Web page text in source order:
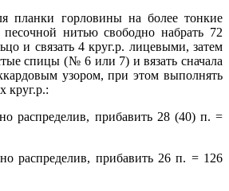
планки горловины на более тонкие
нитью свободно набрать 72
и связать 4 круг.р. лицевыми, затем
спицы (№ 6 или 7) и вязать сначала
узором, при этом выполнять
круг.р.:
распределив, прибавить 28 (40) п. =
распределив, прибавить 26 п. = 126